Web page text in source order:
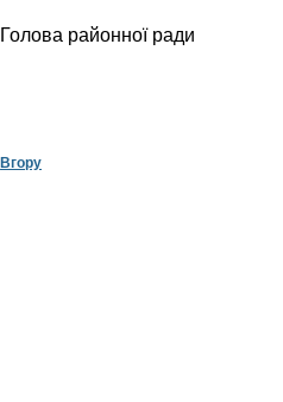
Голова районної ради
Вгору